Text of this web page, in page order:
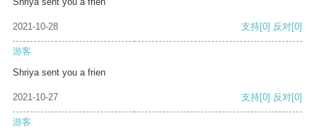
2021-10-28 支持[0] 反对[0]
游客
Shriya sent you a frien
2021-10-27 支持[0] 反对[0]
游客